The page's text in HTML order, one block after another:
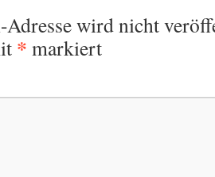
wird nicht
* markiert